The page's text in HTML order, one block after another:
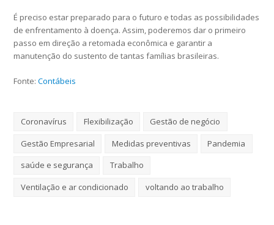
É preciso estar preparado para o futuro e todas as possibilidades
de enfrentamento à doença. Assim, poderemos dar o primeiro
passo em direção a retomada econômica e garantir a
manutenção do sustento de tantas famílias brasileiras.
Fonte:Contábeis
Coronavírus Flexibilização
Gestão de negócio
Gestão Empresarial
Medidas preventivas
Pandemia
saúde e segurança
Trabalho
Ventilação e ar condicionado
voltando ao trabalho